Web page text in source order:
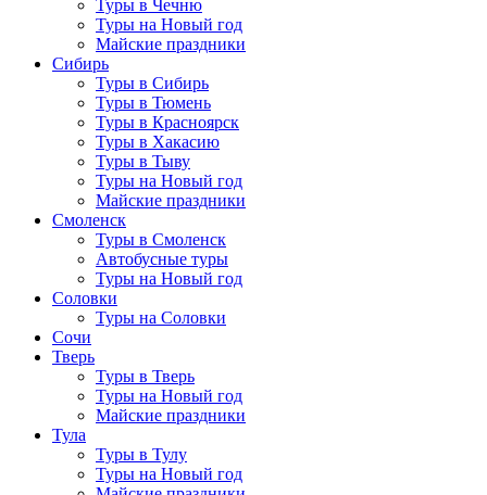
Туры в Чечню
Туры на Новый год
Майские праздники
Сибирь
Туры в Сибирь
Туры в Тюмень
Туры в Красноярск
Туры в Хакасию
Туры в Тыву
Туры на Новый год
Майские праздники
Смоленск
Туры в Смоленск
Автобусные туры
Туры на Новый год
Соловки
Туры на Соловки
Сочи
Тверь
Туры в Тверь
Туры на Новый год
Майские праздники
Тула
Туры в Тулу
Туры на Новый год